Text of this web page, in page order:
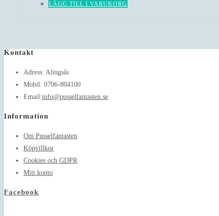
LÄGG TILL I VARUKORG
Kontakt
Adress: Alingsås
Mobil: 0706-804100
Email:info@pusselfantasten.seOpens
Information
Om Pusselfantasten
Köpvillkor
Cookies och GDPR
Mitt konto
Facebook